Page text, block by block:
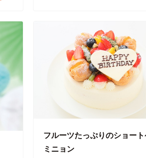
フルーツたっぷりのショー
ミニョン